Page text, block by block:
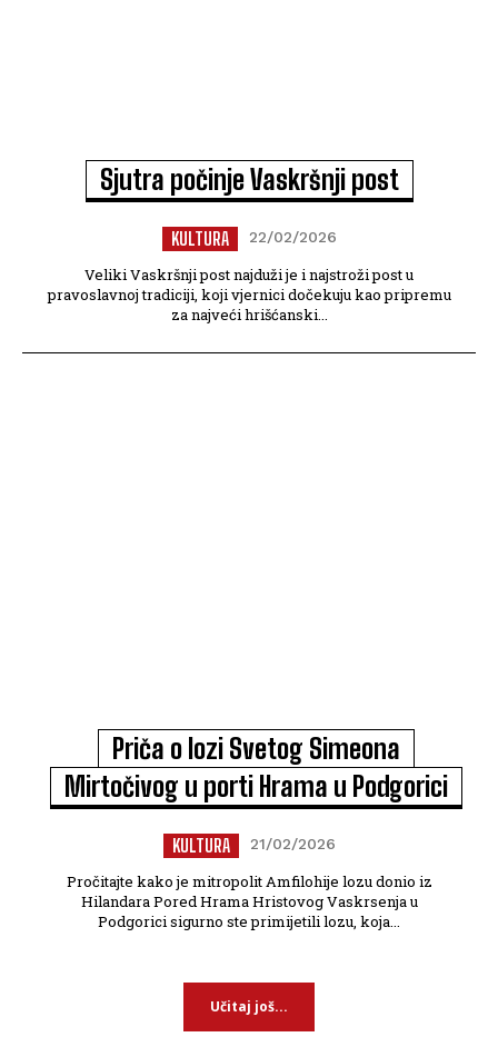
Sjutra počinje Vaskršnji post
KULTURA 22/02/2026
Veliki Vaskršnji post najduži je i najstroži post u
pravoslavnoj tradiciji, koji vjernici dočekuju kao pripremu
za najveći hrišćanski...
Priča o lozi Svetog Simeona
Mirtočivog u porti Hrama u Podgorici
KULTURA 21/02/2026
Pročitajte kako je mitropolit Amfilohije lozu donio iz
Hilandara Pored Hrama Hristovog Vaskrsenja u
Podgorici sigurno ste primijetili lozu, koja...
Učitaj još...